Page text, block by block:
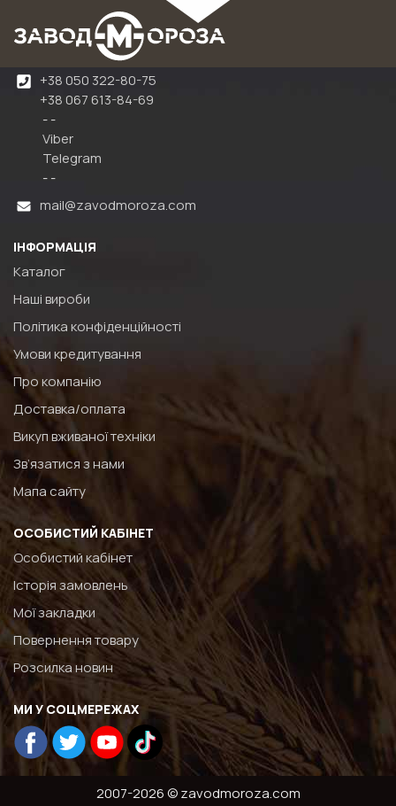
+38 050 322-80-75
+38 067 613-84-69
- -
Viber
Telegram
- -
mail@zavodmoroza.com
ІНФОРМАЦІЯ
Каталог
Наші вироби
Політика конфіденційності
Умови кредитування
Про компанію
Доставка/оплата
Викуп вживаної техніки
Зв’язатися з нами
Мапа сайту
ОСОБИСТИЙ КАБІНЕТ
Особистий кабінет
Історія замовлень
Мої закладки
Повернення товару
Розсилка новин
МИ У СОЦМЕРЕЖАХ
2007-2026 © zavodmoroza.com